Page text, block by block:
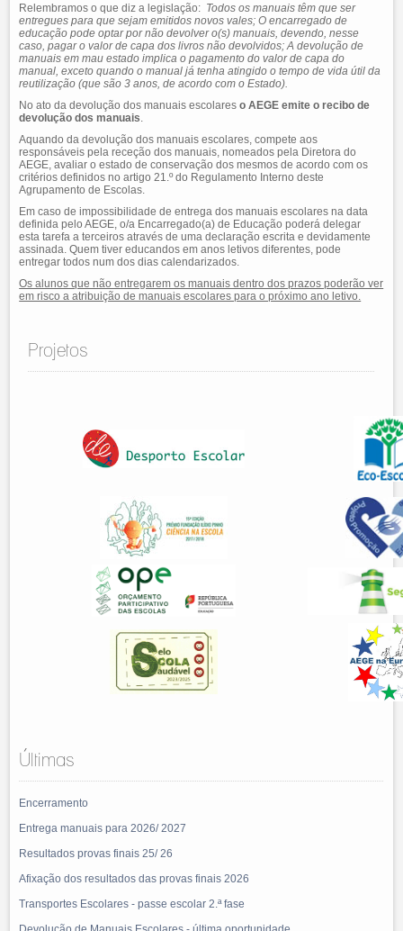
Relembramos o que diz a legislação: Todos os manuais têm que ser
entregues para que sejam emitidos novos vales; O encarregado de
educação pode optar por não devolver o(s) manuais, devendo, nesse
caso, pagar o valor de capa dos livros não devolvidos; A devolução de
manuais em mau estado implica o pagamento do valor de capa do
manual, exceto quando o manual já tenha atingido o tempo de vida útil da
reutilização (que são 3 anos, de acordo com o Estado).
No ato da devolução dos manuais escolares o AEGE emite o recibo de
devolução dos manuais
Aquando da devolução dos manuais escolares, compete aos
responsáveis pela receção dos manuais, nomeados pela Diretora do
AEGE, avaliar o estado de conservação dos mesmos de acordo com os
critérios definidos no artigo 21.º do Regulamento Interno deste
Agrupamento de Escolas.
Em caso de impossibilidade de entrega dos manuais escolares na data
definida pelo AEGE, o/a Encarregado(a) de Educação poderá delegar
esta tarefa a terceiros através de uma declaração escrita e devidamente
assinada. Quem tiver educandos em anos letivos diferentes, pode
entregar todos num dos dias calendarizados.
Os alunos que não entregarem os manuais dentro dos prazos poderão ver
em risco a atribuição de manuais escolares para o próximo ano letivo.
Projetos
Últimas
Encerramento
Entrega manuais para 2026/ 2027
Resultados provas finais 25/ 26
Afixação dos resultados das provas finais 2026
Transportes Escolares - passe escolar 2.ª fase